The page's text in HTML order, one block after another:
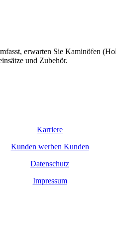
erwarten Sie Kaminöfen
und Zubehör.
Karriere
Kunden werben Kunden
Datenschutz
Impressum